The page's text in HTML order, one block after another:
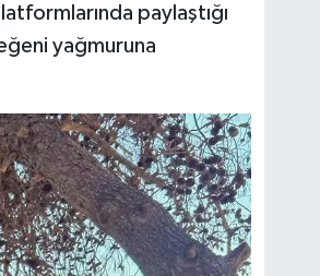
paylaştığı
yağmuruna